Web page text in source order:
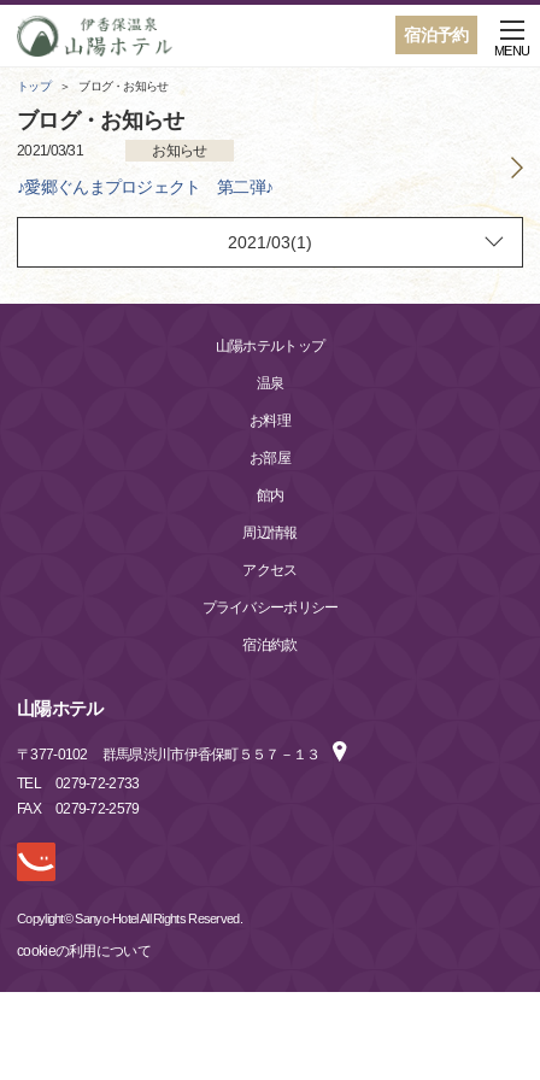
宿泊予約
MENU
トップ ブログ・お知らせ
ブログ・お知らせ
2021/03/31 お知らせ
♪愛郷ぐんまプロジェクト 第二弾♪
山陽ホテルトップ
温泉
お料理
お部屋
館内
周辺情報
アクセス
プライバシーポリシー
宿泊約款
山陽ホテル
〒377-0102
群馬県渋川市伊香保町５５７－１３
TEL
0279-72-2733
FAX
0279-72-2579
Copylight© Sanyo-Hotel All Rights Reserved.
cookieの利用について